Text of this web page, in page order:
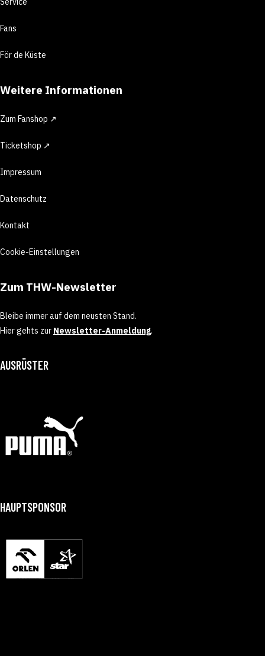
Fans
För de Küste
Weitere Informationen
Zum Fanshop ↗
Ticketshop ↗
Impressum
Datenschutz
Kontakt
Cookie-Einstellungen
Zum THW-Newsletter
Bleibe immer auf dem neusten Stand.
Hier gehts zur Newsletter-Anmeldung.
AUSRÜSTER
HAUPTSPONSOR